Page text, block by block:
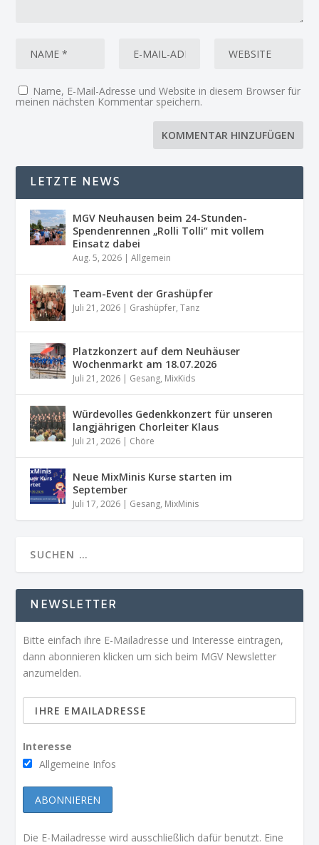
Name, E-Mail-Adresse und Website in diesem Browser für
meinen nächsten Kommentar speichern.
LETZTE NEWS
MGV Neuhausen beim 24-Stunden-
Spendenrennen „Rolli Tolli“ mit vollem
Einsatz dabei
Aug. 5, 2026 |Allgemein
Team-Event der Grashüpfer
Juli 21, 2026 | Grashüpfer,Tanz
Platzkonzert auf dem Neuhäuser
Wochenmarkt am 18.07.2026
Juli 21, 2026 | Gesang, MixKids
Würdevolles Gedenkkonzert für unseren
langjährigen Chorleiter Klaus
Juli 21, 2026 | Chöre
Neue MixMinis Kurse starten im
September
Juli 17, 2026 | Gesang, MixMinis
NEWSLETTER
Bitte einfach ihre E-Mailadresse und Interesse eintragen,
dann abonnieren klicken um sich beim MGV Newsletter
anzumelden.
Interesse
Allgemeine Infos
Die E-Mailadresse wird ausschließlich dafür benutzt. Eine